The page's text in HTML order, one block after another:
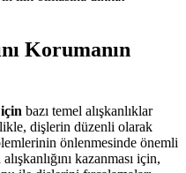
Korumanın
bazı temel alışkanlıklar
dişlerin düzenli olarak
önlenmesinde önemli
kazanması için,